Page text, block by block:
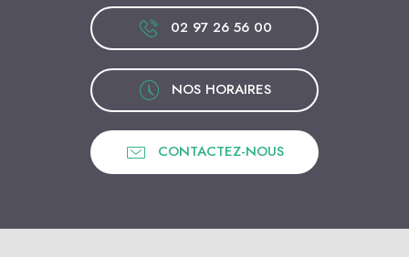
02 97 26 56 00
NOS HORAIRES
CONTACTEZ-NOUS